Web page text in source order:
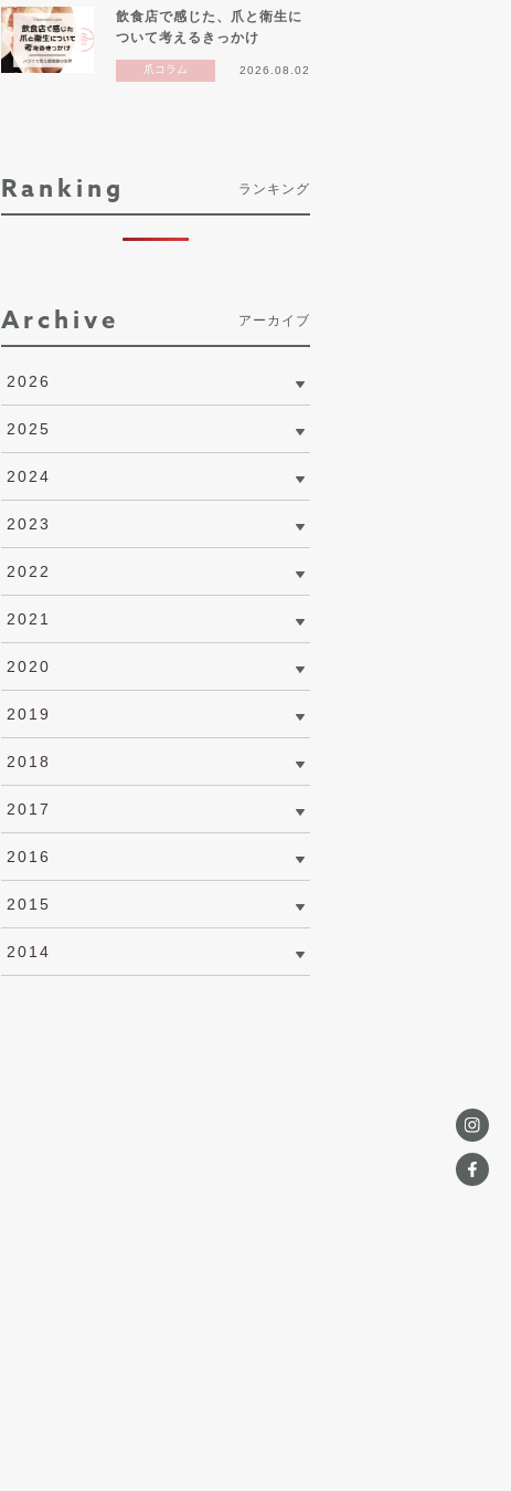
飲食店で感じた、爪と衛生に
ついて考えるきっかけ
爪コラム 2026.08.02
Ranking ランキング
Archive アーカイブ
2026
2025
2024
2023
2022
2021
2020
2019
2018
2017
2016
2015
2014